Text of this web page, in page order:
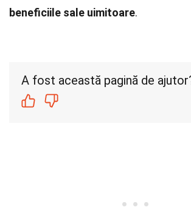
beneficiile sale uimitoare.
A fost această pagină de